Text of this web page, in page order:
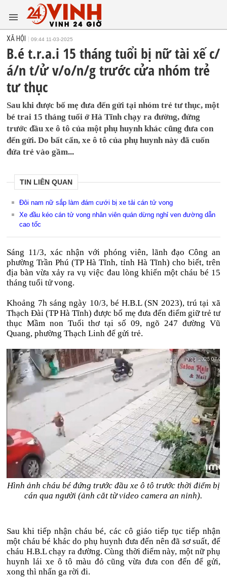
XÃ HỘI 09:44 11-03-2025
B.é t.r.a.i 15 tháng tuổi bị nữ tài xế c/
á/n t/ử v/o/n/g trước cửa nhóm trẻ
tư thục
Sau khi được bố mẹ đưa đến gửi tại nhóm trẻ tư thục, một
bé trai 15 tháng tuổi ở Hà Tĩnh chạy ra đường, đứng
trước đầu xe ô tô của một phụ huynh khác cũng đưa con
đến gửi. Do bất cẩn, xe ô tô của phụ huynh này đã cuốn
đứa trẻ vào gầm...
TIN LIÊN QUAN
Đôi nam nữ sắp làm đám cưới bị xe tải cán tử vong
Xe đầu kéo cán tử vong nhân viên quán dừng nghỉ ven đường dẫn
cao tốc
Sáng 11/3, xác nhận với phóng viên, lãnh đạo Công an
phường Trần Phú (TP Hà Tĩnh, tỉnh Hà Tĩnh) cho biết, trên
địa bàn vừa xảy ra vụ việc đau lòng khiến một cháu bé 15
tháng tuổi tử vong.
Khoảng 7h sáng ngày 10/3, bé H.B.L (SN 2023), trú tại xã
Thạch Đài (TP Hà Tĩnh) được bố mẹ đưa đến điểm giữ trẻ tư
thục Mầm non Tuổi thơ tại số 09, ngõ 247 đường Vũ
Quang, phường Thạch Linh để gửi trẻ.
Hình ảnh cháu bé đứng trước đầu xe ô tô trước thời điểm bị
cán qua người (ảnh cắt từ video camera an ninh).
Sau khi tiếp nhận cháu bé, các cô giáo tiếp tục tiếp nhận
một cháu bé khác do phụ huynh đưa đến nên đã sơ suất, để
cháu H.B.L chạy ra đường. Cùng thời điểm này, một nữ phụ
huynh lái xe ô tô màu đỏ cũng vừa đưa con đến để gửi,
xong thì nhấn ga rời đi.